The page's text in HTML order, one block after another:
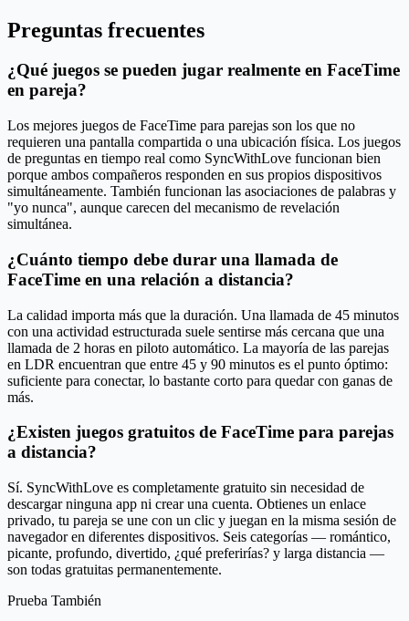
Preguntas frecuentes
¿Qué juegos se pueden jugar realmente en FaceTime
en pareja?
Los mejores juegos de FaceTime para parejas son los que no
requieren una pantalla compartida o una ubicación física. Los juegos
de preguntas en tiempo real como SyncWithLove funcionan bien
porque ambos compañeros responden en sus propios dispositivos
simultáneamente. También funcionan las asociaciones de palabras y
"yo nunca", aunque carecen del mecanismo de revelación
simultánea.
¿Cuánto tiempo debe durar una llamada de
FaceTime en una relación a distancia?
La calidad importa más que la duración. Una llamada de 45 minutos
con una actividad estructurada suele sentirse más cercana que una
llamada de 2 horas en piloto automático. La mayoría de las parejas
en LDR encuentran que entre 45 y 90 minutos es el punto óptimo:
suficiente para conectar, lo bastante corto para quedar con ganas de
más.
¿Existen juegos gratuitos de FaceTime para parejas
a distancia?
Sí. SyncWithLove es completamente gratuito sin necesidad de
descargar ninguna app ni crear una cuenta. Obtienes un enlace
privado, tu pareja se une con un clic y juegan en la misma sesión de
navegador en diferentes dispositivos. Seis categorías — romántico,
picante, profundo, divertido, ¿qué preferirías? y larga distancia —
son todas gratuitas permanentemente.
Prueba También